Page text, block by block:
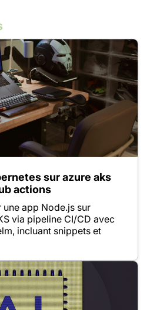
sur azure aks
actions
app Node.js sur
via pipeline CI/CD avec
incluant snippets et